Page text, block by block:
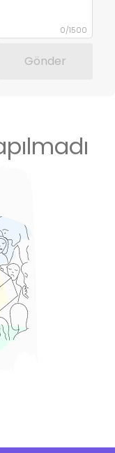
0/1500
Gönder